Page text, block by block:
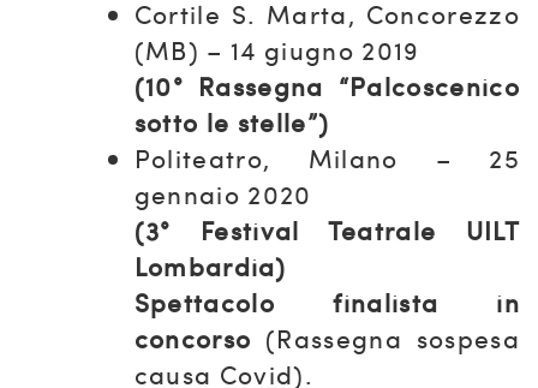
Cortile S. Marta, Concorezzo
(MB) – 14 giugno 2019
(10° Rassegna “Palcoscenico
sotto le stelle”)
Politeatro, Milano – 25
gennaio 2020
(3° Festival Teatrale UILT
Lombardia)
Spettacolo finalista in
concorso (Rassegna sospesa
causa Covid).